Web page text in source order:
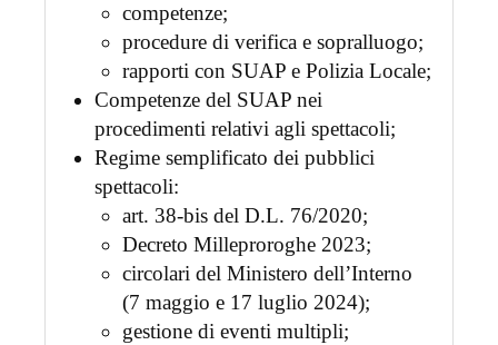
competenze;
procedure di verifica e sopralluogo;
rapporti con SUAP e Polizia Locale;
Competenze del SUAP nei
procedimenti relativi agli spettacoli;
Regime semplificato dei pubblici
spettacoli:
art. 38-bis del D.L. 76/2020;
Decreto Milleproroghe 2023;
circolari del Ministero dell’Interno
(7 maggio e 17 luglio 2024);
gestione di eventi multipli;